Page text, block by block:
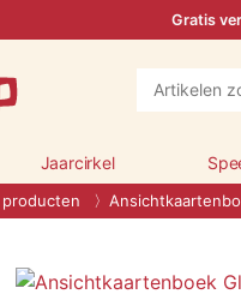
Gratis
Jaarcirkel